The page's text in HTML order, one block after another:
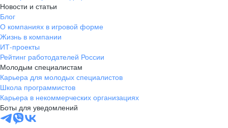
Новости и статьи
Блог
О компаниях в игровой форме
Жизнь в компании
ИТ-проекты
Рейтинг работодателей России
Молодым специалистам
Карьера для молодых специалистов
Школа программистов
Карьера в некоммерческих организациях
Боты для уведомлений